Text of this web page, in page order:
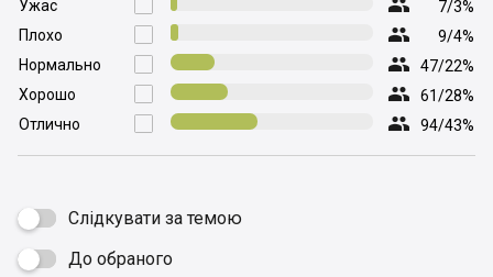
Ужас  7/3%

Плохо  9/4%

Нормально  47/22%

Хорошо  61/28%

Отлично  94/43%
Слідкувати за темою
 До обраного